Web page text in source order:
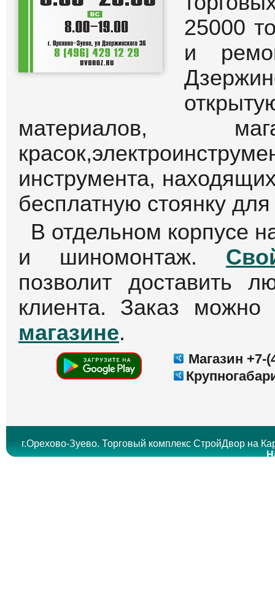
25000
и
материалов,
инструмента,
бесплатную стоянку
В отдельном корпусе
и шиномонтаж.
позволит доставить
клиента. Заказ
магазине.
Магазин +7-
г.Орехово-Зуево. Торговый комплекс СтройДвор на